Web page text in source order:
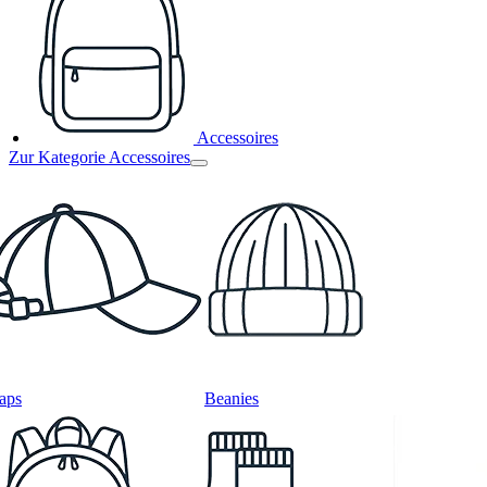
Accessoires
Zur Kategorie Accessoires
Beanies